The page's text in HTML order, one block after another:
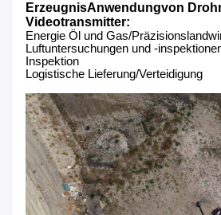
ErzeugnisAnwendungvon
Videotransmitter:
Energie Öl und Gas/
Luftuntersuchungen und -
Inspektion
Logistische Lieferung/Verteidigung